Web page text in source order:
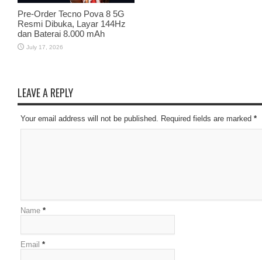
Pre-Order Tecno Pova 8 5G
Resmi Dibuka, Layar 144Hz
dan Baterai 8.000 mAh
July 17, 2026
LEAVE A REPLY
Your email address will not be published. Required fields are marked *
Name *
Email *